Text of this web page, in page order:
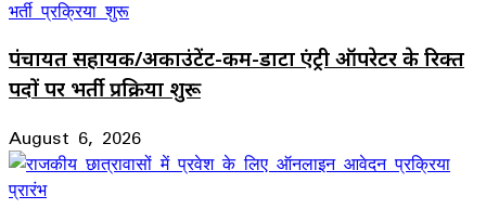
पंचायत सहायक/अकाउंटेंट-कम-डाटा एंट्री ऑपरेटर के रिक्त
पदों पर भर्ती प्रक्रिया शुरू
August 6, 2026